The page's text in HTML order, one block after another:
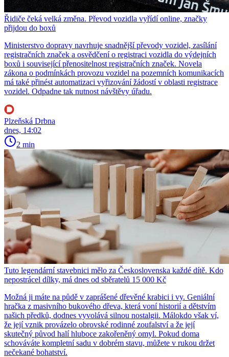
Řidiče čeká velká změna. Převod vozidla vyřídí online, značky
přijdou do boxů
Ministerstvo dopravy navrhuje snadnější převody vozidel, zasílání
registračních značek a osvědčení o registraci vozidla do výdejních
boxů i související přenositelnost registračních značek. Novela
zákona o podmínkách provozu vozidel na pozemních komunikacích
má také přinést automatizaci vyřizování žádostí v oblasti registrace
vozidel. Odpadne tak nutnost návštěvy úřadu.
Plzeňská Drbna
dnes, 14:02
2 min
Tuto legendární stavebnici mělo za Československa každé dítě. Kdo
nepostrácel dílky, má dnes od sběratelů 15 000 Kč
Možná ji máte na půdě v zaprášené dřevěné krabici i vy. Geniální
hračka z masivního bukového dřeva, která voní historií a dětstvím
našich předků, dodnes vyvolává silnou nostalgii. Málokdo však ví,
že její vznik provázelo obrovské rodinné zoufalství a že její
skutečný původ halí hluboce zakořeněný omyl. Pokud doma
schováváte kompletní sadu v dobrém stavu, můžete v rukou držet
nečekané bohatství.